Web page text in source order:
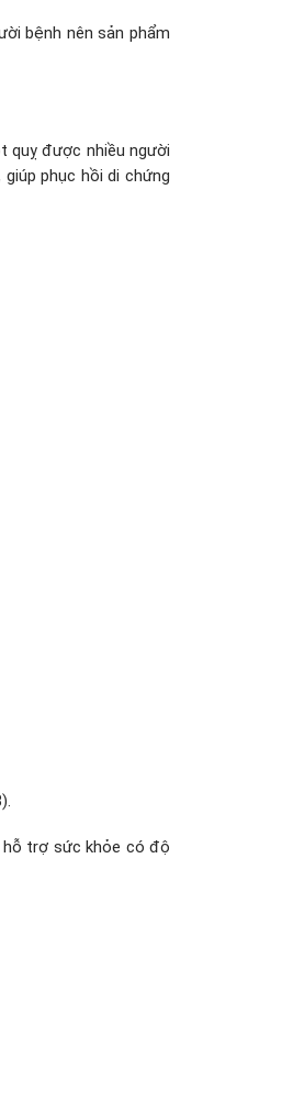
bệnh nên sản phẩm
quỵ được nhiều người
phục hồi di chứng
trợ sức khỏe có độ